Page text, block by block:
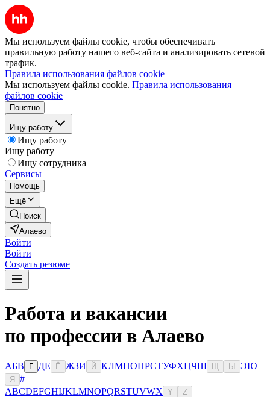
Мы используем файлы cookie, чтобы обеспечивать
правильную работу нашего веб-сайта и анализировать сетевой
трафик.
Правила использования файлов cookie
Мы используем файлы cookie. Правила использования
файлов cookie
Понятно
Ищу работу
Ищу работу
Ищу работу
Ищу сотрудника
Сервисы
Помощь
Ещё
Поиск
Алаево
Войти
Войти
Создать резюме
Работа и вакансии
по профессии в Алаево
АБВ Г ДЕ Ё ЖЗИ Й КЛМНОПРСТУФХЦЧШ Ы ЭЮ
Я
#
ABCDEFGHIJKLMNOPQRSTUVWX Y Z